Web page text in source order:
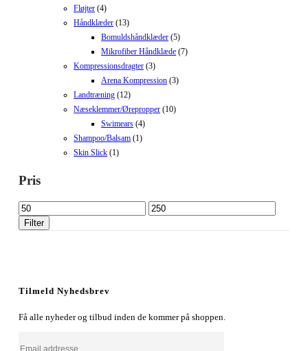
Fløjter (4)
Håndklæder (13)
Bomuldshåndklæder (5)
Mikrofiber Håndklæde (7)
Kompressionsdragter (3)
Arena Kompression (3)
Landtræning (12)
Næseklemmer/Ørepropper (10)
Swimears (4)
Shampoo/Balsam (1)
Skin Slick (1)
Pris
Mindste
pris
Højeste
pris
Filter
Tilmeld Nyhedsbrev
Få alle nyheder og tilbud inden de kommer på shoppen.